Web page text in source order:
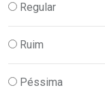
Regular
Ruim
Péssima